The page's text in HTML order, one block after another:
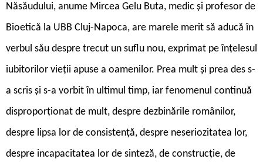
Năsăudului, anume Mircea Gelu Buta, medic și profesor de
Bioetică la UBB Cluj-Napoca, are marele merit să aducă în
verbul său despre trecut un suflu nou, exprimat pe înțelesul
iubitorilor vieții apuse a oamenilor. Prea mult și prea des s-
a scris și s-a vorbit în ultimul timp, iar fenomenul continuă
disproporționat de mult, despre dezbinările românilor,
despre lipsa lor de consistență, despre neseriozitatea lor,
despre incapacitatea lor de sinteză, de construcție, de